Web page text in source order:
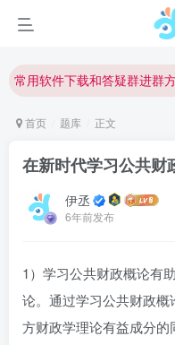
欢迎反馈网站中存在的问题
常用软件下载和答疑群进群
欢迎访问伊丞小站！
首页 题库 正文
在新时代学习公共财
伊丞
6年前发布
1）学习公共财政概论有
论。通过学习公共财政
方财政学理论有益成分